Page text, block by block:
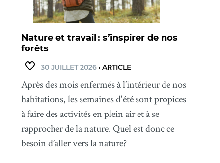
Nature et travail : s’inspirer de nos
forêts
30 JUILLET 2026• ARTICLE
Après des mois enfermés à l’intérieur de nos
habitations, les semaines d'été sont propices
à faire des activités en plein air et à se
rapprocher de la nature. Quel est donc ce
besoin d’aller vers la nature?